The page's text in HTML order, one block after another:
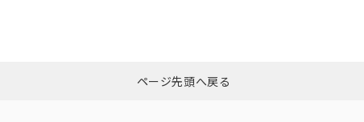
ダウンロードはこちらページ先頭へ戻る